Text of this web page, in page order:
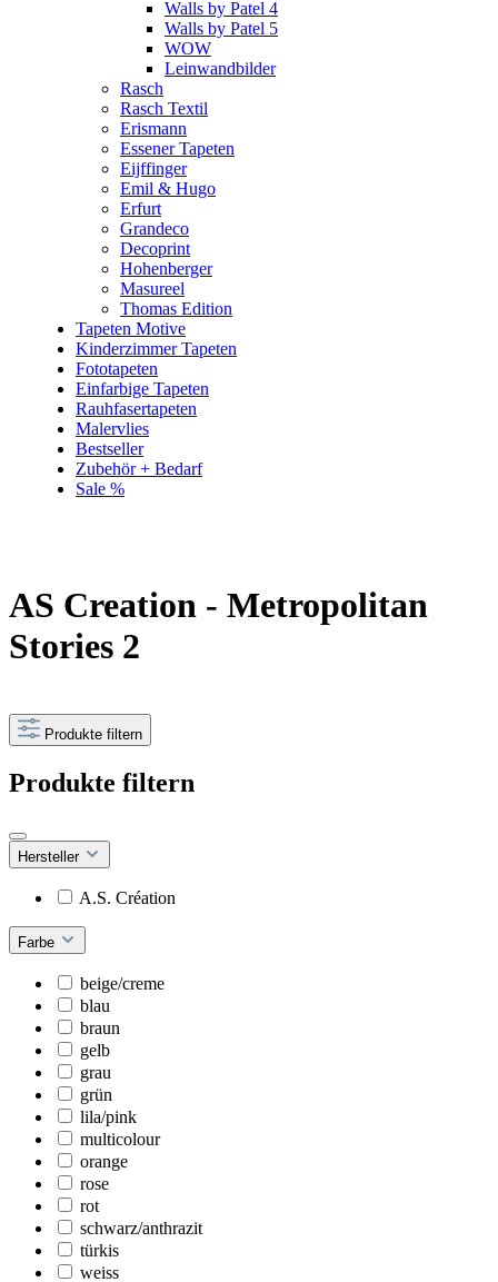
Walls by Patel 4
Walls by Patel 5
WOW
Leinwandbilder
Rasch
Rasch Textil
Erismann
Essener Tapeten
Eijffinger
Emil & Hugo
Erfurt
Grandeco
Decoprint
Hohenberger
Masureel
Thomas Edition
Tapeten Motive
Kinderzimmer Tapeten
Fototapeten
Einfarbige Tapeten
Rauhfasertapeten
Malervlies
Bestseller
Zubehör + Bedarf
Sale %
AS Creation - Metropolitan
Stories 2
Produkte filtern
Produkte filtern
Hersteller
A.S. Création
Farbe
beige/creme
blau
braun
gelb
grau
grün
lila/pink
multicolour
orange
rose
rot
schwarz/anthrazit
türkis
weiss